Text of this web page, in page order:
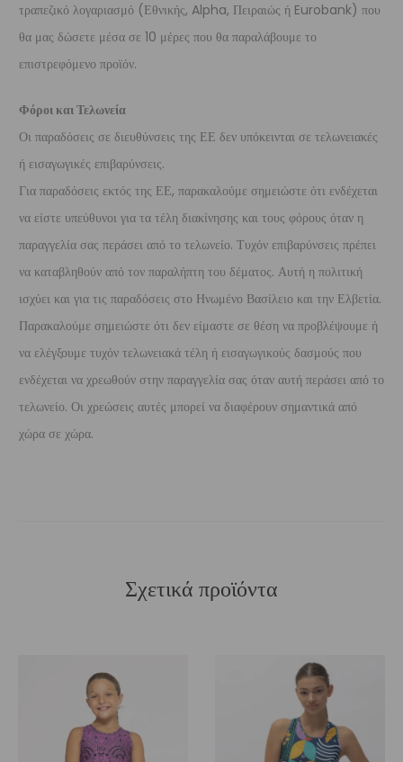
τραπεζικό λογαριασμό (Εθνικής, Alpha, Πειραιώς ή Eurobank) που
θα μας δώσετε μέσα σε 10 μέρες που θα παραλάβουμε το
επιστρεφόμενο προϊόν.
Φόροι και Τελωνεία
Οι παραδόσεις σε διευθύνσεις της ΕΕ δεν υπόκεινται σε τελωνειακές
ή εισαγωγικές επιβαρύνσεις.
Για παραδόσεις εκτός της ΕΕ, παρακαλούμε σημειώστε ότι ενδέχεται
να είστε υπεύθυνοι για τα τέλη διακίνησης και τους φόρους όταν η
παραγγελία σας περάσει από το τελωνείο. Τυχόν επιβαρύνσεις πρέπει
να καταβληθούν από τον παραλήπτη του δέματος. Αυτή η πολιτική
ισχύει και για τις παραδόσεις στο Ηνωμένο Βασίλειο και την Ελβετία.
Παρακαλούμε σημειώστε ότι δεν είμαστε σε θέση να προβλέψουμε ή
να ελέγξουμε τυχόν τελωνειακά τέλη ή εισαγωγικούς δασμούς που
ενδέχεται να χρεωθούν στην παραγγελία σας όταν αυτή περάσει από το
τελωνείο. Οι χρεώσεις αυτές μπορεί να διαφέρουν σημαντικά από
χώρα σε χώρα.
Σχετικά προϊόντα